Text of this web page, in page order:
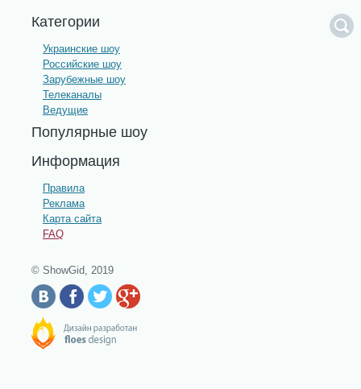
Категории
Украинские шоу
Российские шоу
Зарубежные шоу
Телеканалы
Ведущие
Популярные шоу
Информация
Правила
Реклама
Карта сайта
FAQ
© ShowGid, 2019